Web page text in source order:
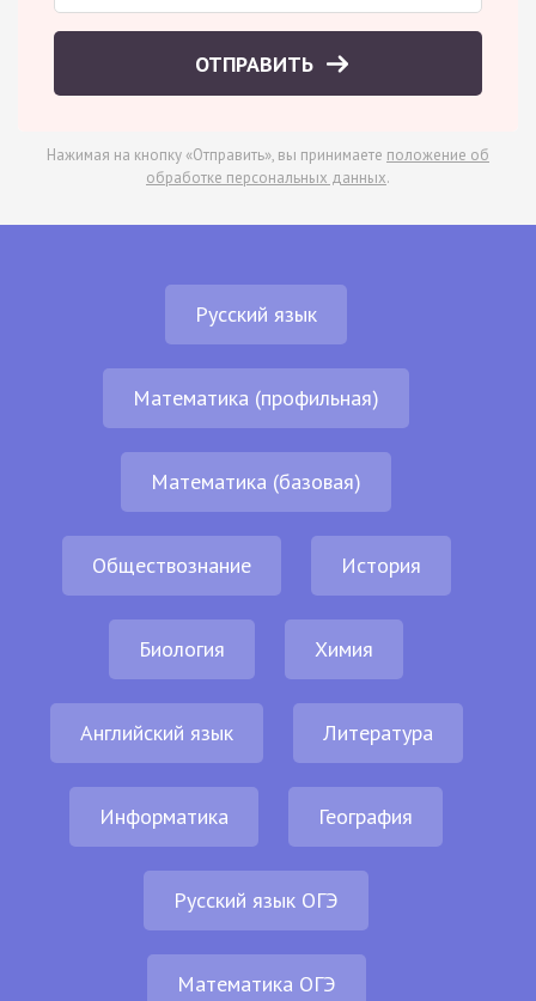
ОТПРАВИТЬ
Нажимая на кнопку «Отправить», вы принимаете положение об
обработке персональных данных.
Русский язык
Математика (профильная)
Математика (базовая)
Обществознание История
Биология Химия
Английский язык Литература
Информатика География
Русский язык ОГЭ
Математика ОГЭ